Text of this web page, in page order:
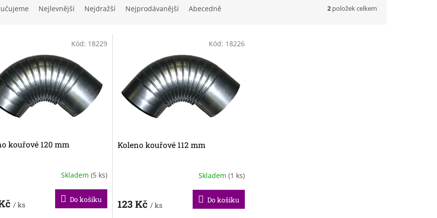
Nejlevnější Nejdražší Nejprodávanější Abecedně 2 položek celkem
kouřové 120 mm
Skladem (5 ks)
/ ks
Do košíku
Kód: 18229
Koleno kouřové 112 mm
Skladem (1 ks)
123 Kč / ks
Do košíku
Kód: 18226